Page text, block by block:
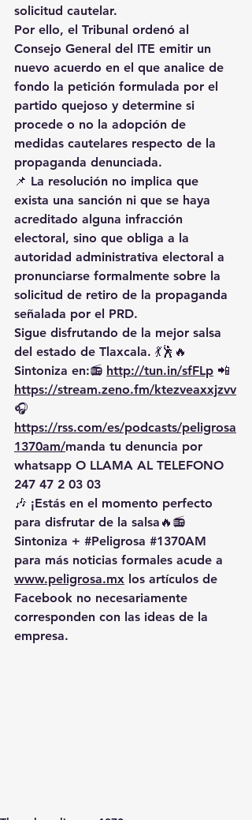
solicitud cautelar.
Por ello, el Tribunal ordenó al
Consejo General del ITE emitir un
nuevo acuerdo en el que analice de
fondo la petición formulada por el
partido quejoso y determine si
procede o no la adopción de
medidas cautelares respecto de la
propaganda denunciada.
📌 La resolución no implica que
exista una sanción ni que se haya
acreditado alguna infracción
electoral, sino que obliga a la
autoridad administrativa electoral a
pronunciarse formalmente sobre la
solicitud de retiro de la propaganda
señalada por el PRD.
Sigue disfrutando de la mejor salsa
del estado de Tlaxcala. 💃🕺🔥
Sintoniza en:📻 http://tun.in/sfFLp 📲
https://stream.zeno.fm/ktezveaxxjzvv
🎧
https://rss.com/es/podcasts/peligrosa
1370am/manda tu denuncia por
whatsapp O LLAMA AL TELEFONO
247 47 2 03 03
🎶 ¡Estás en el momento perfecto
para disfrutar de la salsa🔥📻
Sintoniza + #Peligrosa #1370AM
para más noticias formales acude a
www.peligrosa.mx los artículos de
Facebook no necesariamente
corresponden con las ideas de la
empresa.